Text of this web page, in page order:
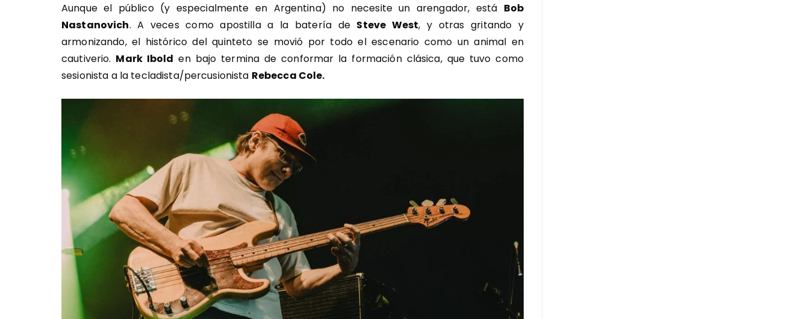
Aunque el público (y especialmente en Argentina) no necesite un arengador, está Bob
Nastanovich. A veces como apostilla a la batería de Steve West, y otras gritando y
armonizando, el histórico del quinteto se movió por todo el escenario como un animal en
cautiverio. Mark Ibold en bajo termina de conformar la formación clásica, que tuvo como
sesionista a la tecladista/percusionista Rebecca Cole.